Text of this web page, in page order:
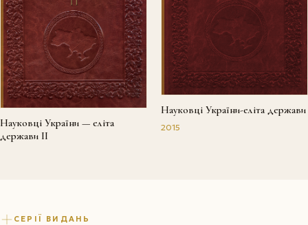
Науковці України — еліта
держави II
Науковці України-еліта держави
2015
СЕРІЇ ВИДАНЬ